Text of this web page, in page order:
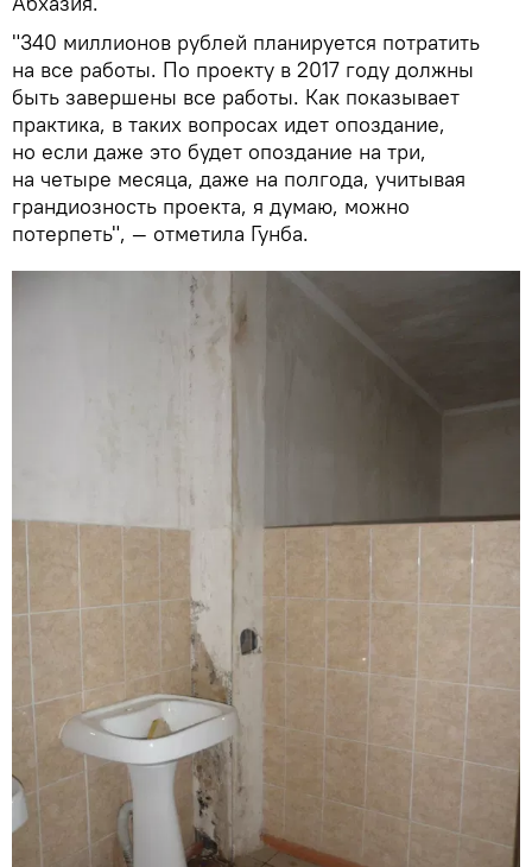
"340 миллионов рублей планируется потратить
на все работы. По проекту в 2017 году должны
быть завершены все работы. Как показывает
практика, в таких вопросах идет опоздание,
но если даже это будет опоздание на три,
на четыре месяца, даже на полгода, учитывая
грандиозность проекта, я думаю, можно
потерпеть", — отметила Гунба.